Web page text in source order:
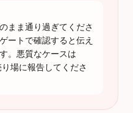
まま通り過ぎてくださ
ートで確認すると伝え
。悪質なケースは
場に報告してくださ